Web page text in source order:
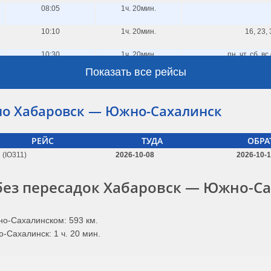
08:05 1ч. 20мин.
10:10 1ч. 20мин. 16, 23,
10:30 1ч. 20мин. пн, чт, сб,
1ч. 20мин.
13:50 1ч. 20мин. 18, 25
15:40 1ч. 20мин. пн, чт, сб
16:30
Показать все рейсы
Хабаровск — Южно-Сахалинск
РЕЙС ТУДА
(IO311) 2026-10-08 2026-10-
пересадок Хабаровск — Южно-
Сахалинском: 593 км.
Сахалинск: 1 ч. 20 мин.